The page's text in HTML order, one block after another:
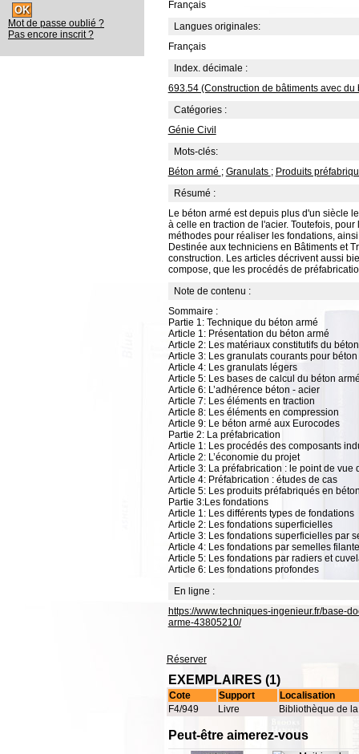
Français
Langues originales:
Français
Index. décimale :
693.54 (Construction de bâtiments avec du
Catégories :
Génie Civil
Mots-clés:
Béton armé ; Granulats ; Produits
Résumé :
Le béton armé est depuis plus d'un siècle
à celle en traction de l'acier. Toutefois,
méthodes pour réaliser les fondations,
Destinée aux techniciens en Bâtiments et
construction. Les articles décrivent aussi
compose, que les procédés de
Note de contenu :
Sommaire :
Partie 1: Technique du béton armé
Article 1: Présentation du béton armé
Article 2: Les matériaux constitutifs du
Article 3: Les granulats courants pour béton
Article 4: Les granulats légers
Article 5: Les bases de calcul du béton
Article 6: L’adhérence béton - acier
Article 7: Les éléments en traction
Article 8: Les éléments en compression
Article 9: Le béton armé aux Eurocodes
Partie 2: La préfabrication
Article 1: Les procédés des composants
Article 2: L’économie du projet
Article 3: La préfabrication : le point de vue
Article 4: Préfabrication : études de cas
Article 5: Les produits préfabriqués en
Partie 3:Les fondations
Article 1: Les différents types de fondations
Article 2: Les fondations superficielles
Article 3: Les fondations superficielles par
Article 4: Les fondations par semelles
Article 5: Les fondations par radiers et
Article 6: Les fondations profondes
En ligne :
https://www.techniques-ingenieur.fr/base-
arme-43805210/
Réserver
EXEMPLAIRES (1)
Cote Support
Localisation
F4/949
Livre Bibliothèque de
Peut-être aimerez-vous
Mot de passe oublié ?
Pas encore inscrit ?